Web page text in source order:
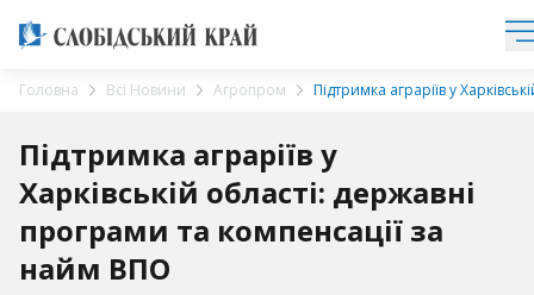
Головна Всі Новини Агропром Підтримка аграріїв у
Підтримка аграріїв у
Харківській області: державні
програми та компенсації за
найм ВПО